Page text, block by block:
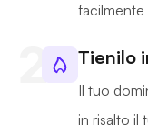
facilmente
Tienilo
Il tuo
in risalto il